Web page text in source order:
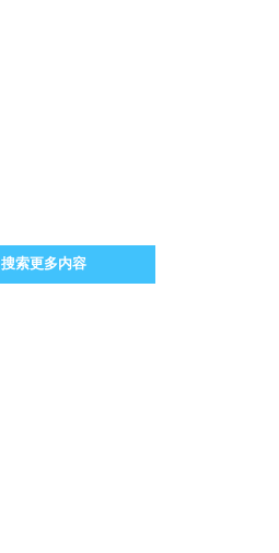
搜索更多内容